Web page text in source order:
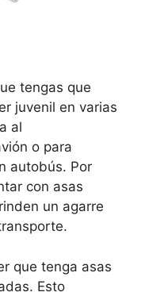
tengas que
juvenil en varias
al
o para
autobús. Por
con asas
un agarre
que tenga asas
Esto